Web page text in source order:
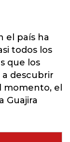
el país ha
todos los
que los
a descubrir
momento, el
Guajira